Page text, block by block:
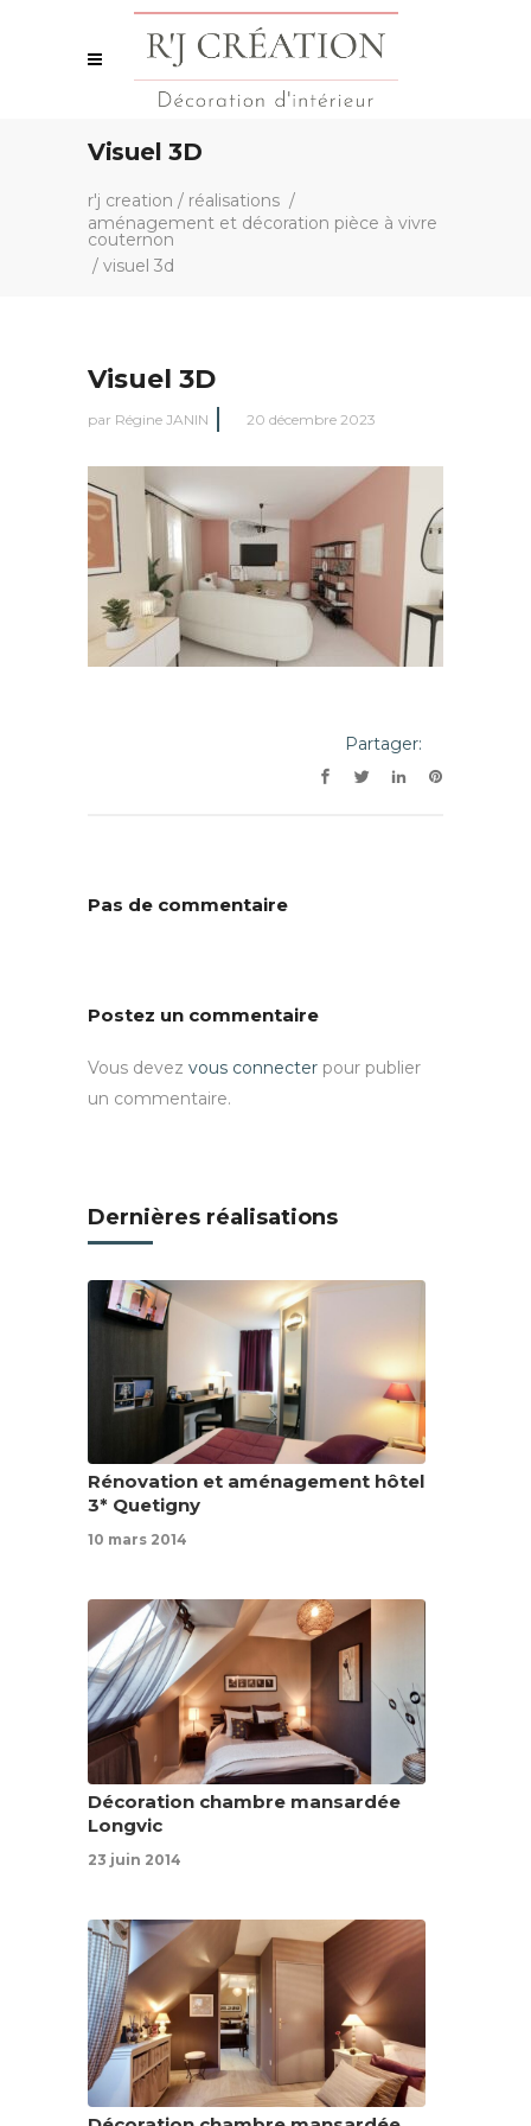
Visuel 3D
r'j creation / réalisations /
aménagement et décoration pièce à vivre
couternon
/ visuel 3d
Visuel 3D
par Régine JANIN 20 décembre 2023
Partager:
Pas de commentaire
Postez un commentaire
Vous devez vous connecter pour publier
un commentaire.
Dernières réalisations
Rénovation et aménagement hôtel
3* Quetigny
10 mars 2014
Décoration chambre mansardée
Longvic
23 juin 2014